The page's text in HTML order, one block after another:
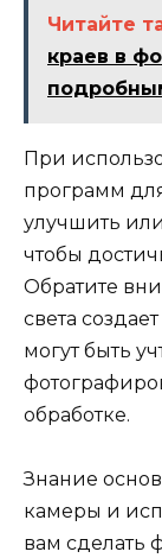
Читайте
краев в
При
программ
улучшить
чтобы
Обратите
света
могут быть
обработке.
Знание
камеры и
вам сделать